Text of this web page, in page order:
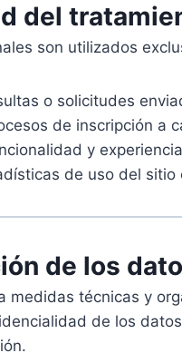
del
son utilizados
o solicitudes
de inscripción a
y
de uso del
de los
medidas técnicas y
de los